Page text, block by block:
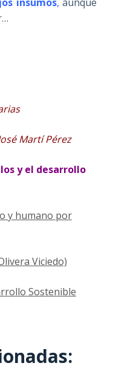
Martí Pérez
y el desarrollo
y humano por
Viciedo)
Sostenible